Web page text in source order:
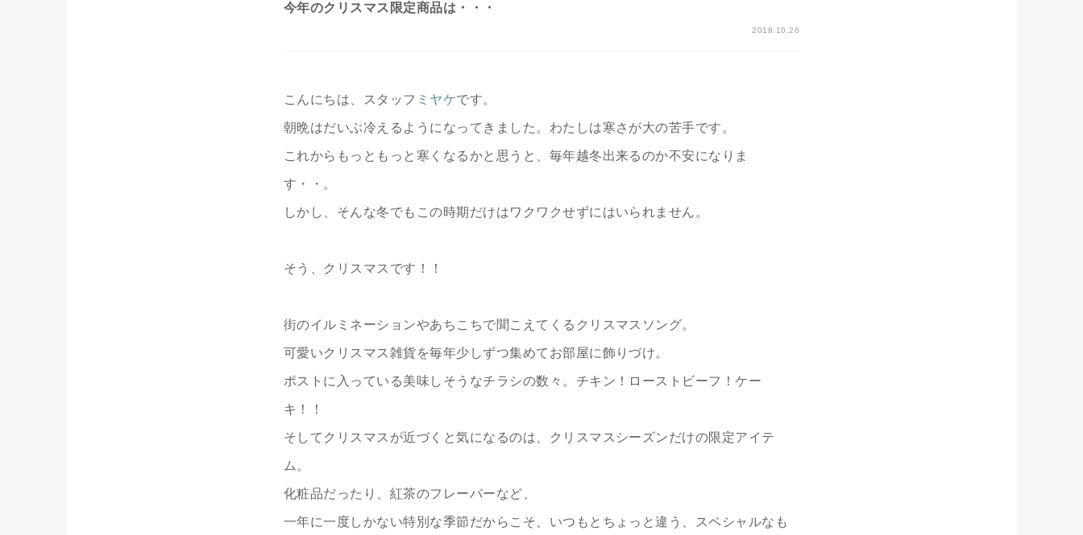
今年のクリスマス限定商品は・・・
2018.10.26
こんにちは、スタッフ ミヤケです。
朝晩はだいぶ冷えるようになってきました。わたしは寒さが大の苦手です。
これからもっともっと寒くなるかと思うと、毎年越冬出来るのか不安になりま
す・・。
しかし、そんな冬でもこの時期だけはワクワクせずにはいられません。
そう、クリスマスです！！
街のイルミネーションやあちこちで聞こえてくるクリスマスソング。
可愛いクリスマス雑貨を毎年少しずつ集めてお部屋に飾りづけ。
ポストに入っている美味しそうなチラシの数々。チキン！ローストビーフ！ケー
キ！！
そしてクリスマスが近づくと気になるのは、クリスマスシーズンだけの限定アイテ
ム。
化粧品だったり、紅茶のフレーバーなど、
一年に一度しかない特別な季節だからこそ、いつもとちょっと違う、スペシャルなも